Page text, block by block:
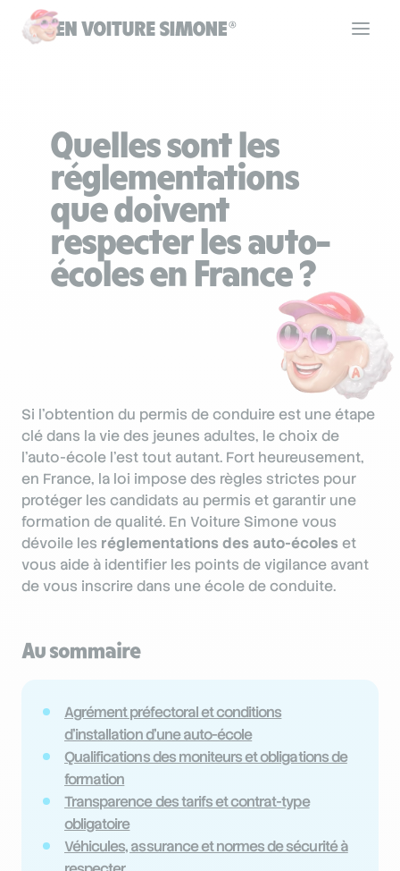
Permis de conduire
Allô Simone
Aide
Quelles sont les
réglementations
que doivent
respecter les auto-
écoles en France ?
Si l’obtention du permis de conduire est une étape
clé dans la vie des jeunes adultes, le choix de
l’auto-école l’est tout autant. Fort heureusement,
en France, la loi impose des règles strictes pour
protéger les candidats au permis et garantir une
formation de qualité. En Voiture Simone vous
dévoile les réglementations des auto-écoleset
vous aide à identifier les points de vigilance avant
de vous inscrire dans une école de conduite.
Au sommaire
Agrément préfectoral et conditions
d’installation d’une auto-école
Qualifications des moniteurs et obligations de
formation
Transparence des tarifs et contrat-type
obligatoire
Véhicules, assurance et normes de sécurité à